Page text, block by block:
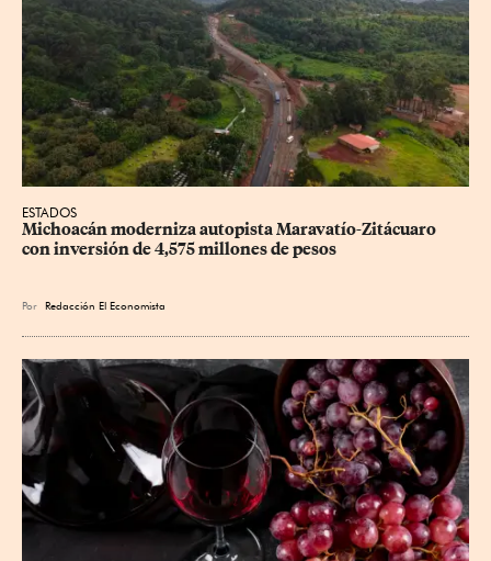
ESTADOS
Michoacán moderniza autopista Maravatío-Zitácuaro
con inversión de 4,575 millones de pesos
Por Redacción El Economista